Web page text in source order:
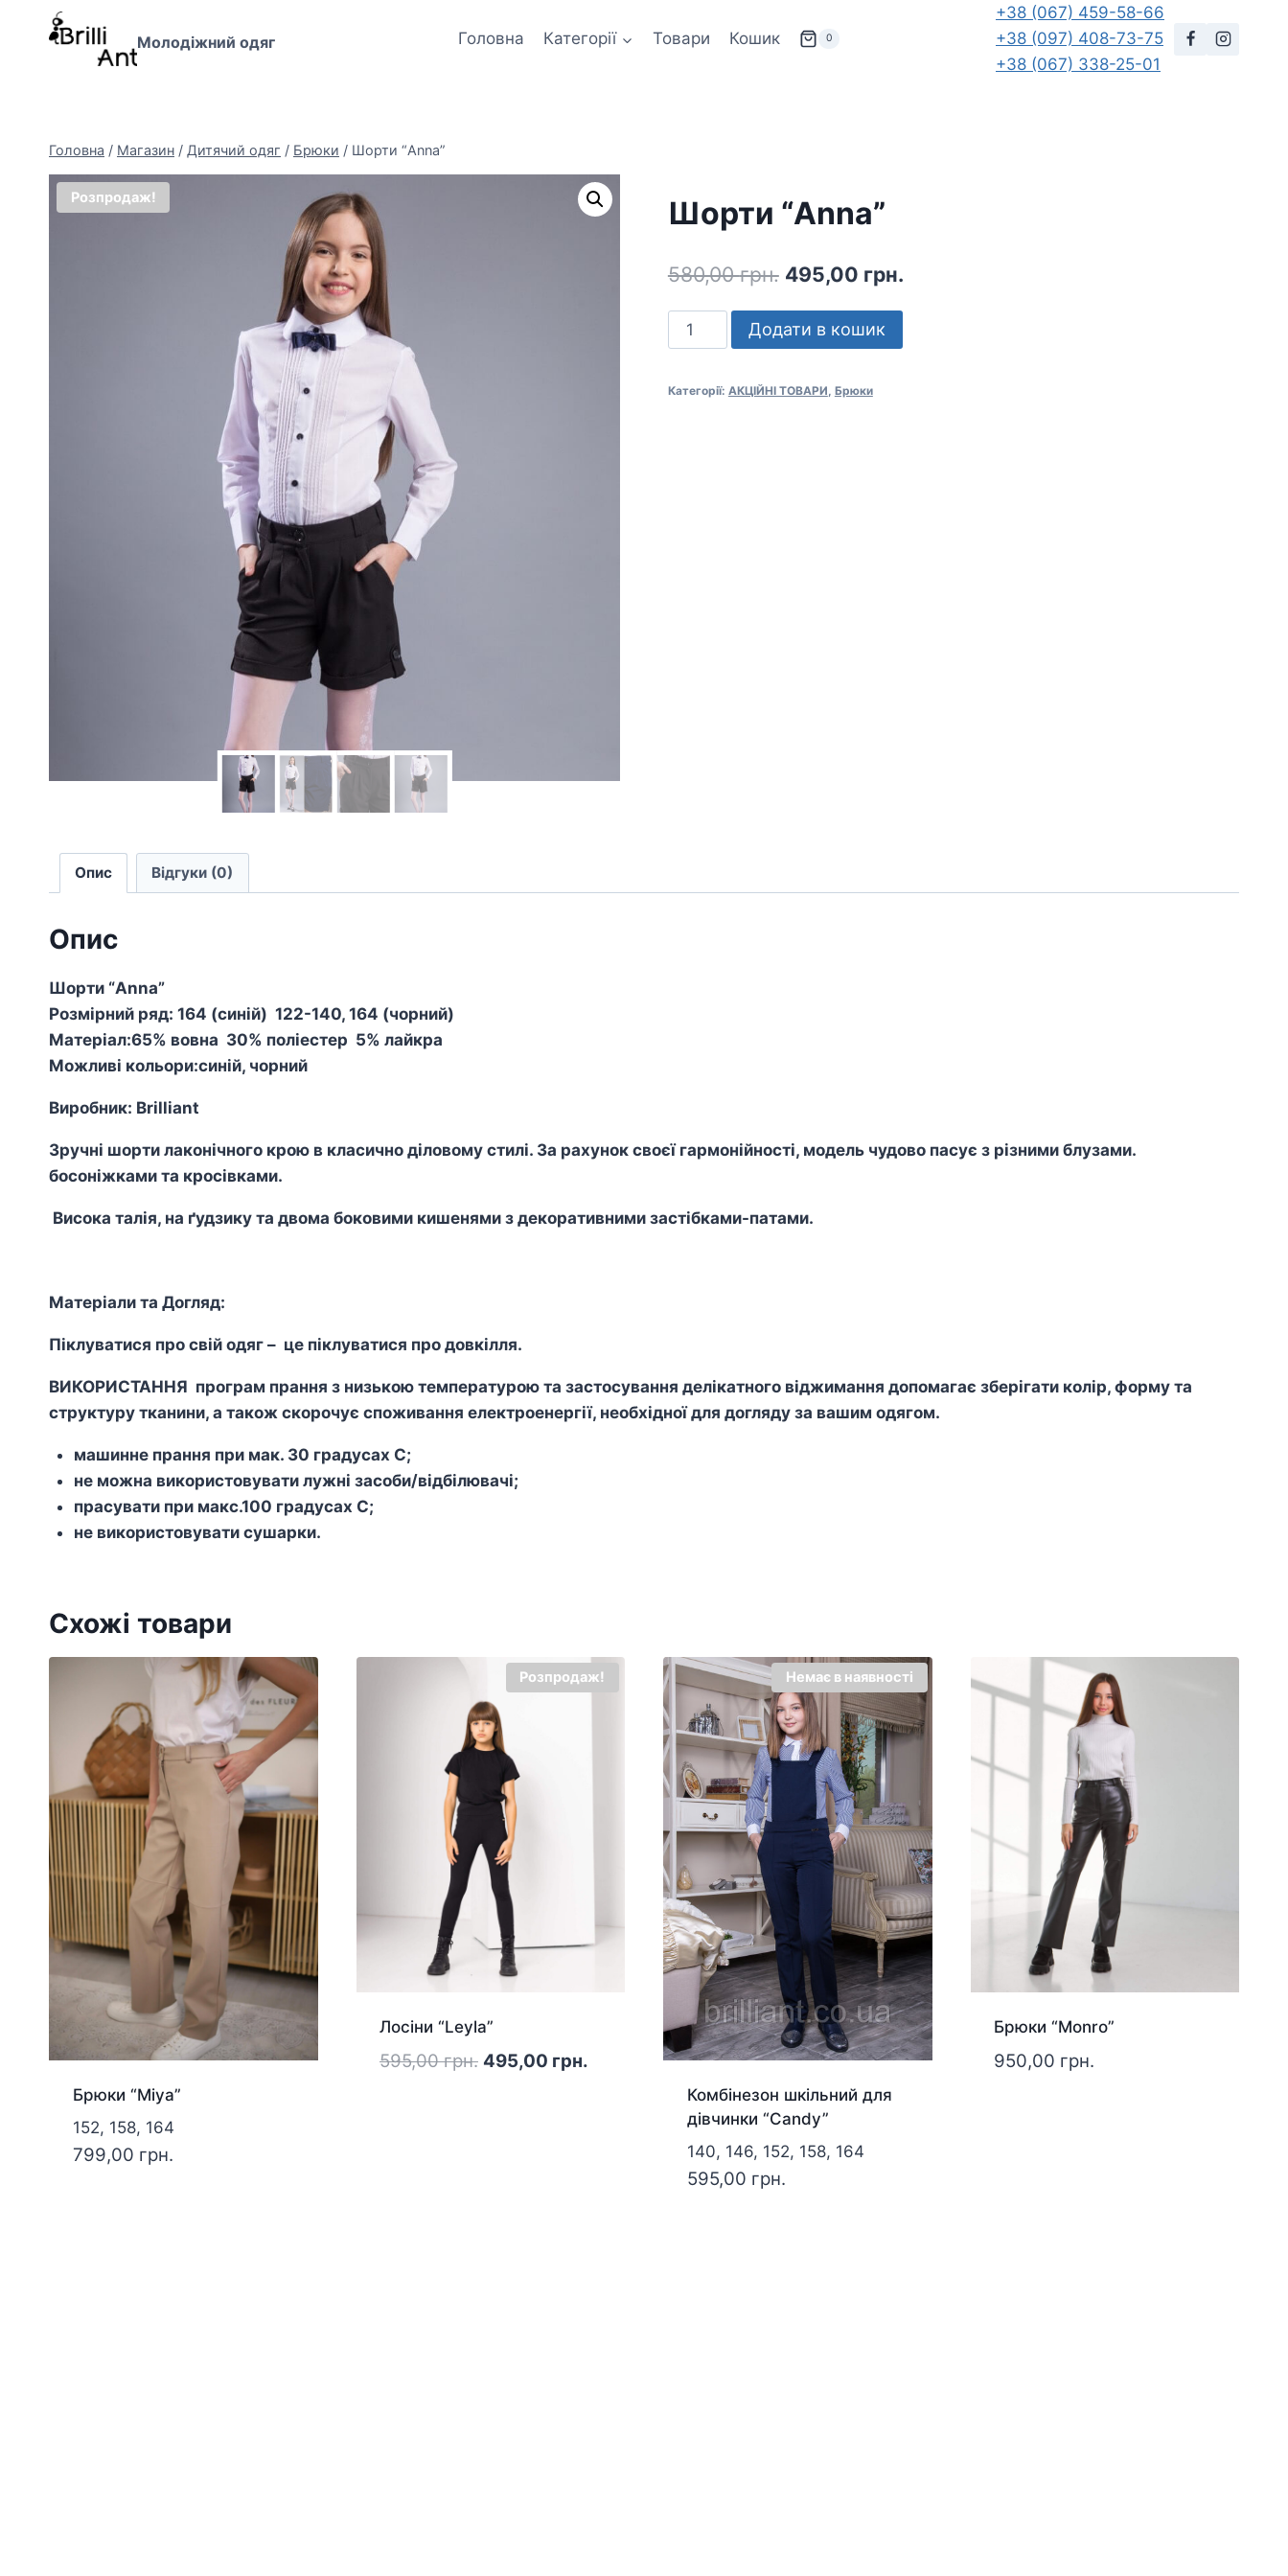
Перейти
Молодіжний одяг Головна Категорії Товари Кошик 0
+38 (067) 459-58-66
+38 (097) 408-73-75
+38 (067) 338-25-01
Головна / Магазин / Дитячий одяг / Брюки / Шорти “Anna”
Розпродаж! Шорти “Anna”
580,00грн. Оригінальна
ціна:
580,00 грн..
495,00 грн.Поточна
ціна:
Шорти
“Anna”
Додати в кошик
Категорії: АКЦІЙНІ ТОВАРИ Брюки
Опис Відгуки (0)
Опис
Шорти “Anna”
Розмірний ряд: 164 (синій) 122-140, 164 (чорний)
Матеріал:65% вовна 30% поліестер 5% лайкра
Можливі кольори:синій, чорний
Виробник: Brilliant
Зручні шорти лаконічного крою в класично діловому стилі. За рахунок своєї гармонійності, модель чудово пасує з різними блузами.
босоніжками та кросівками.
Висока талія, на ґудзику та двома боковими кишенями з декоративними застібками-патами.
Матеріали та Догляд:
Піклуватися про свій одяг – це піклуватися про довкілля.
ВИКОРИСТАННЯ програм прання з низькою температурою та застосування делікатного віджимання допомагає зберігати колір, форму та
структуру тканини, а також скорочує споживання електроенергії, необхідної для догляду за вашим одягом.
машинне прання при мак. 30 градусах С;
не можна використовувати лужні засоби/відбілювачі;
прасувати при макс.100 градусах С;
не використовувати сушарки.
Схожі товари
Брюки “Miya”
152, 158, 164
799,00 грн.
Розпродаж!
Лосіни “Leyla”
595,00грн. Оригінальна
495,00 грн.
495,00 грн..
Немає в наявності
Комбінезон шкільний для
дівчинки “Candy”
140, 146, 152, 158, 164
595,00 грн.
Брюки “Monro”
950,00 грн.